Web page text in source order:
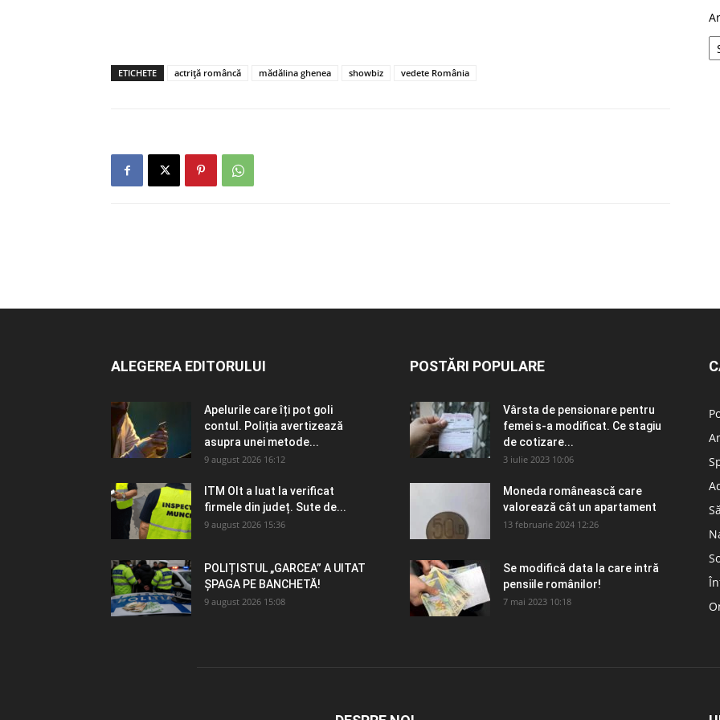
ETICHETE actriță româncă mădălina ghenea showbiz vedete România
ALEGEREA EDITORULUI
Apelurile care îți pot goli
contul. Poliția avertizează
asupra unei metode...
9 august 2026 16:12
ITM Olt a luat la verificat
firmele din județ. Sute de...
9 august 2026 15:36
POLIȚISTUL „GARCEA” A UITAT
ȘPAGA PE BANCHETĂ!
9 august 2026 15:08
POSTĂRI POPULARE
Vârsta de pensionare pentru
femei s-a modificat. Ce stagiu
de cotizare...
3 iulie 2023 10:06
Moneda românească care
valorează cât un apartament
13 februarie 2024 12:26
Se modifică data la care intră
pensiile românilor!
7 mai 2023 10:18